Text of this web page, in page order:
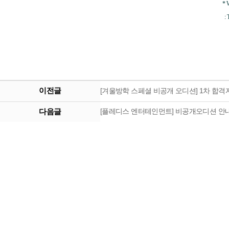
*
:
이전글 [겨울방학 스페셜 비공개 오디션] 1차 합격
다음글 [플레디스 엔터테인먼트] 비공개오디션 안